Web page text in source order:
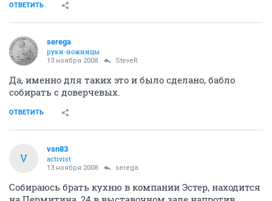
ОТВЕТИТЬ
serega
руки-ножницы
13 ноября 2008 SteveR
Да, именно для таких это и было сделано, бабло
собирать с доверчевых.
ОТВЕТИТЬ
V
vsn83
activist
13 ноября 2008 serega
Собираюсь брать кухню в компании Эстер, находится